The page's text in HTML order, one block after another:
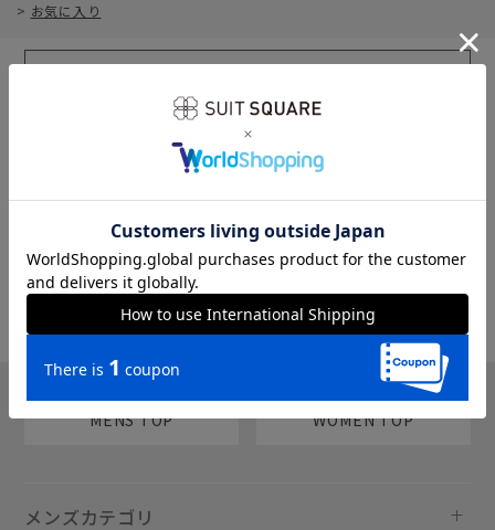
> お気に入り
sms
MENS TOP WOMEN TOP
メンズカテゴリ